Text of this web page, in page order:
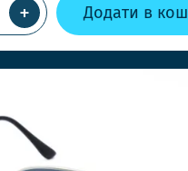
+ Додати в